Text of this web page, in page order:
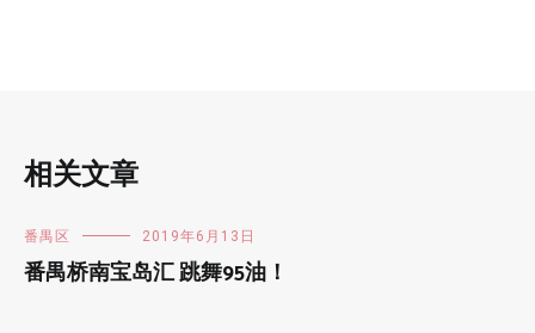
相关文章
番禺区 2019年6月13日
番禺桥南宝岛汇 跳舞95油！